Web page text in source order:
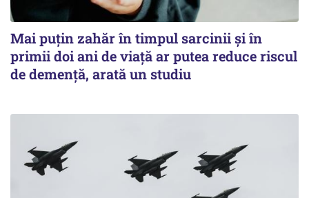
Mai puțin zahăr în timpul sarcinii și în
primii doi ani de viață ar putea reduce riscul
de demență, arată un studiu